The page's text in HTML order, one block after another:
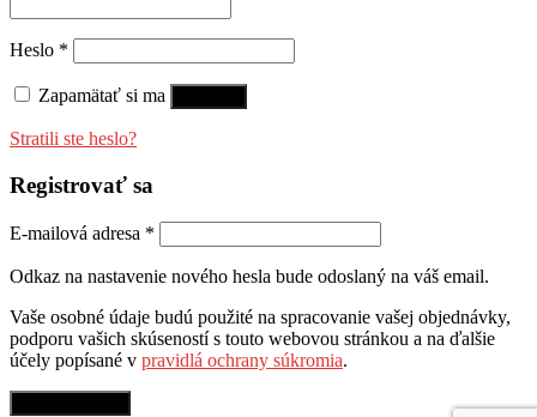
Heslo *
Zapamätať si ma
Stratili ste heslo?
Registrovať sa
E-mailová adresa *
Odkaz na nastavenie nového hesla bude odoslaný na váš email.
Vaše osobné údaje budú použité na spracovanie vašej objednávky,
podporu vašich skúseností s touto webovou stránkou a na ďalšie
účely popísané v pravidlá ochrany súkromia.